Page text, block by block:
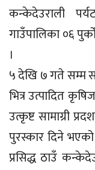
कन्केदेउराली
गाउँपालिका ०६
।
५ देखि ७ गते सम्म
भित्र उत्पादित
उत्कृष्ट सामाग्री
पुरस्कार दिने
प्रसिद्ध ठाउँ